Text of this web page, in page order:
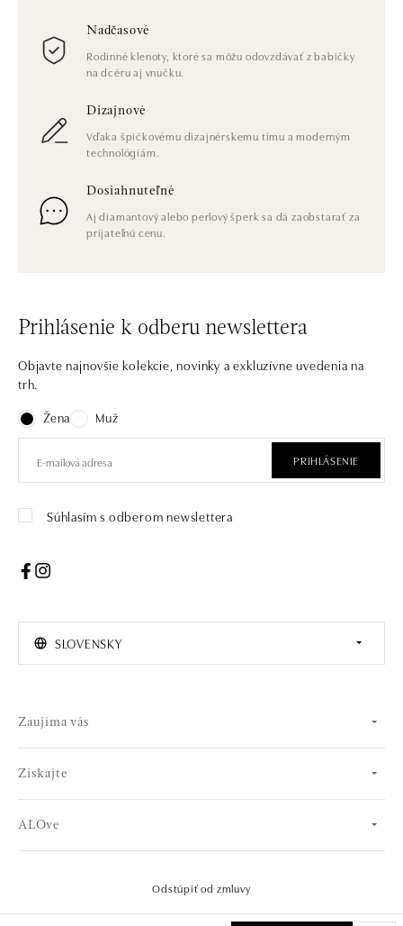
Nadčasové
Rodinné klenoty, ktoré sa môžu odovzdávať z babičky
na dcéru aj vnučku.
Dizajnové
Vďaka špičkovému dizajnérskemu tímu a moderným
technológiám.
Dosiahnuteľné
Aj diamantový alebo perlový šperk sa dá zaobstarať za
prijateľnú cenu.
Prihlásenie k odberu newslettera
Objavte najnovšie kolekcie, novinky a exkluzívne uvedenia na
trh.
Žena
Muž
PRIHLÁSENIE
Súhlasím s odberom newslettera
SLOVENSKY
Zaujíma vás
Získajte
ALOve
© 2026 OLA online s.r.o.. Všetky práva vyhradené..
Odstúpiť od zmluvy